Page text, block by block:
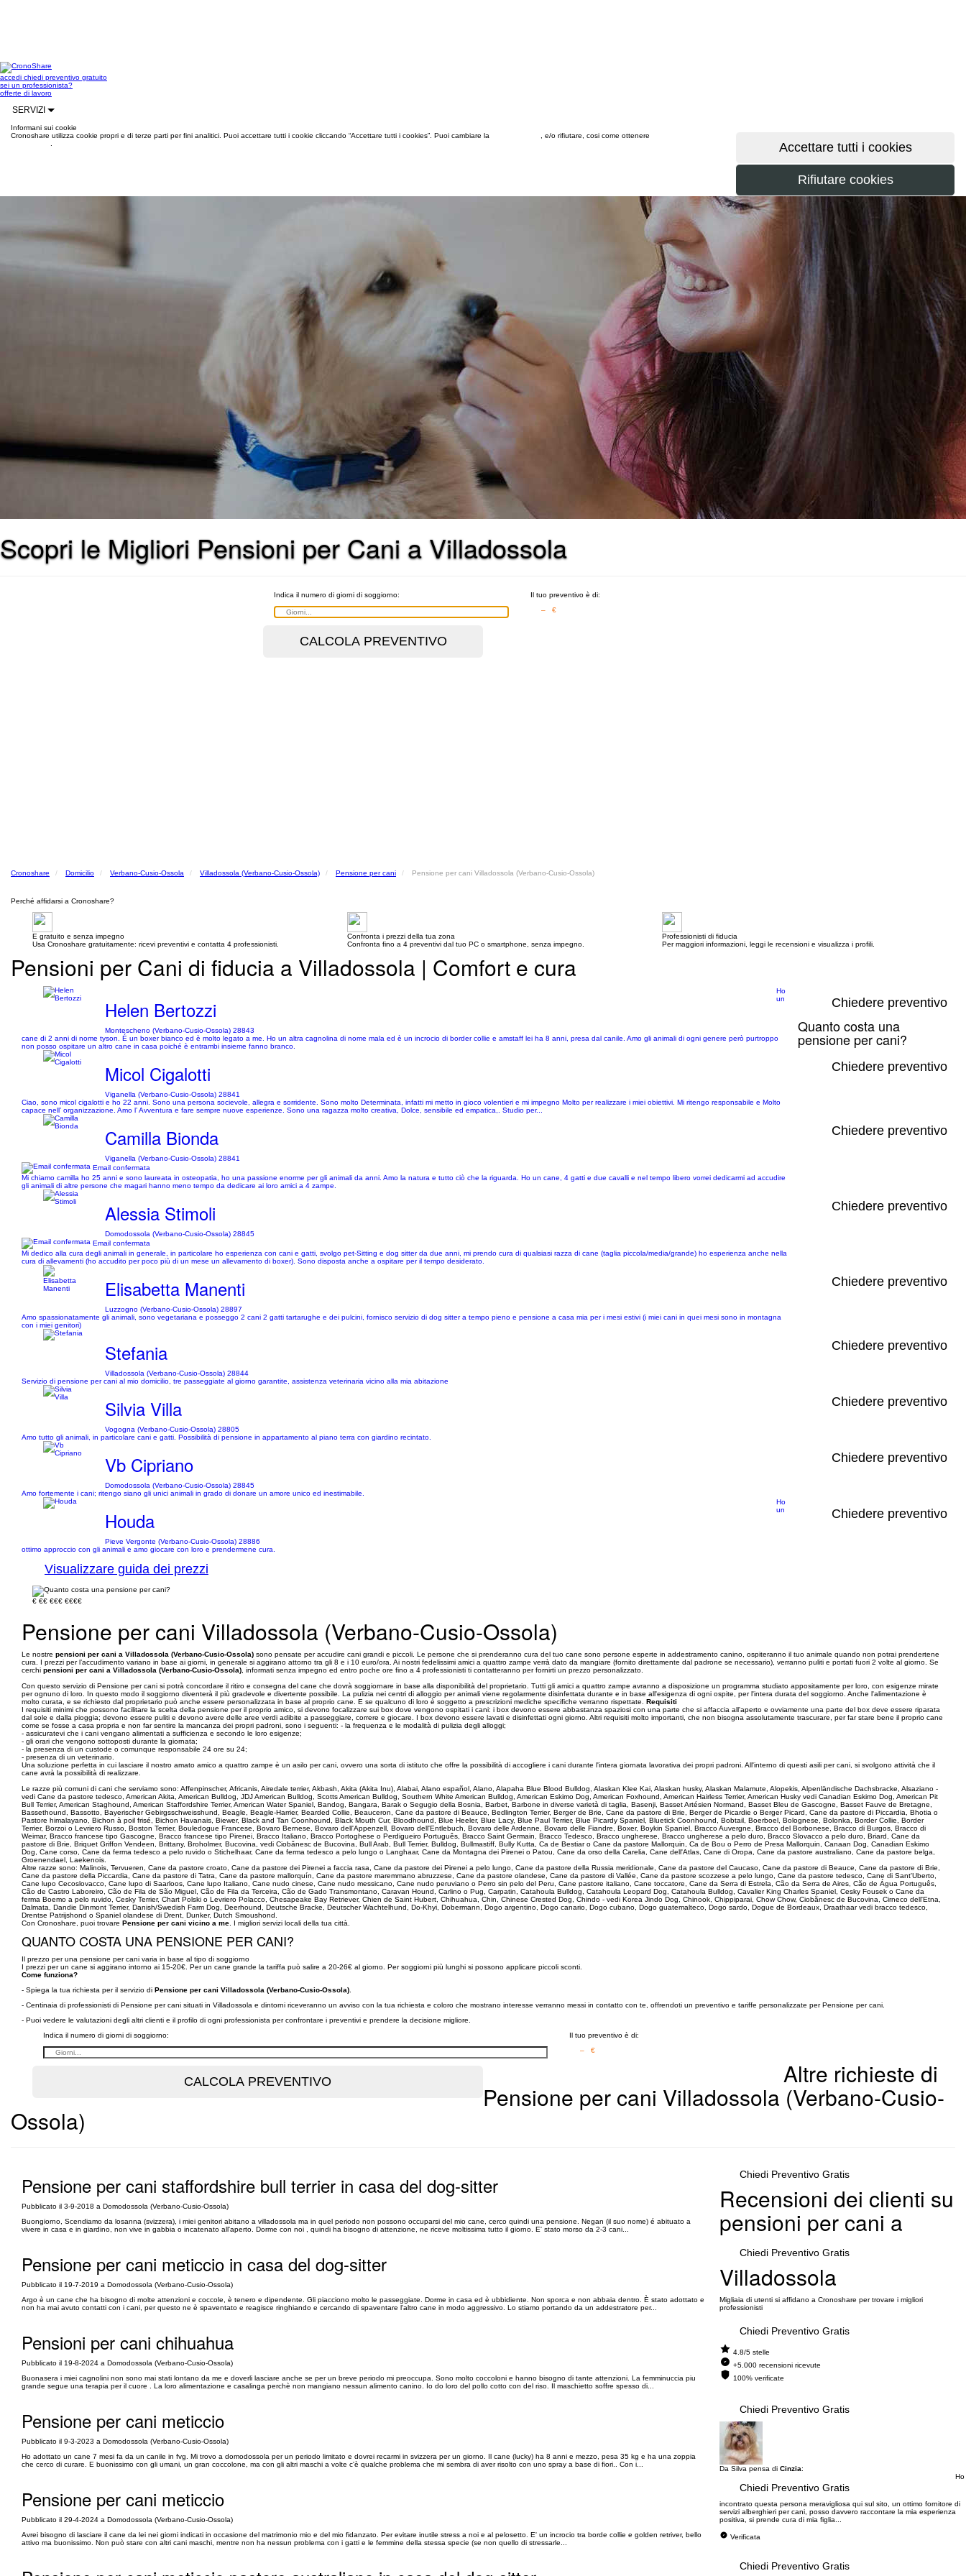
accedi chiedi preventivo gratuito
sei un professionista?
offerte di lavoro
SERVIZI
Informani sui cookie
Cronoshare utilizza cookie propri e di terze parti per fini analitici. Puoi accettare tutti i cookie cliccando “Accettare tutti i cookies”. Puoi cambiare la
, e/o rifiutare, cosi come ottenere
Scopri le Migliori Pensioni per Cani a Villadossola
Indica il numero di giorni di soggiorno:
Il tuo preventivo è di:
– €
Cronoshare Domicilio Verbano-Cusio-Ossola Villadossola (Verbano-Cusio-Ossola) Pensione per cani Pensione per cani Villadossola (Verbano-Cusio-Ossola)
Perché affidarsi a Cronoshare?
E gratuito e senza impegno
Usa Cronoshare gratuitamente: ricevi preventivi e contatta 4 professionisti.
Confronta i prezzi della tua zona
Confronta fino a 4 preventivi dal tuo PC o smartphone, senza impegno.
Professionisti di fiducia
Per maggiori informazioni, leggi le recensioni e visualizza i profili.
Pensioni per Cani di fiducia a Villadossola | Comfort e cura
Helen Bertozzi
Montescheno (Verbano-Cusio-Ossola) 28843
Ho
un
cane di 2 anni di nome tyson. É un boxer bianco ed è molto legato a me. Ho un altra cagnolina di nome mala ed è un incrocio di border collie e amstaff lei ha 8 anni, presa dal canile. Amo gli animali di ogni genere però purtroppo
non posso ospitare un altro cane in casa poiché è entrambi insieme fanno branco.
Chiedere preventivo
Micol Cigalotti
Viganella (Verbano-Cusio-Ossola) 28841
Ciao, sono micol cigalotti e ho 22 anni. Sono una persona socievole, allegra e sorridente. Sono molto Determinata, infatti mi metto in gioco volentieri e mi impegno Molto per realizzare i miei obiettivi. Mi ritengo responsabile e Molto
capace nell’ organizzazione. Amo l’ Avventura e fare sempre nuove esperienze. Sono una ragazza molto creativa, Dolce, sensibile ed empatica,. Studio per...
Chiedere preventivo
Camilla Bionda
Viganella (Verbano-Cusio-Ossola) 28841
Email confermata
Mi chiamo camilla ho 25 anni e sono laureata in osteopatia, ho una passione enorme per gli animali da anni. Amo la natura e tutto ciò che la riguarda. Ho un cane, 4 gatti e due cavalli e nel tempo libero vorrei dedicarmi ad accudire
gli animali di altre persone che magari hanno meno tempo da dedicare ai loro amici a 4 zampe.
Chiedere preventivo
Alessia Stimoli
Domodossola (Verbano-Cusio-Ossola) 28845
Email confermata
Mi dedico alla cura degli animali in generale, in particolare ho esperienza con cani e gatti, svolgo pet-Sitting e dog sitter da due anni, mi prendo cura di qualsiasi razza di cane (taglia piccola/media/grande) ho esperienza anche nella
cura di allevamenti (ho accudito per poco più di un mese un allevamento di boxer). Sono disposta anche a ospitare per il tempo desiderato.
Chiedere preventivo
Elisabetta Manenti
Luzzogno (Verbano-Cusio-Ossola) 28897
Amo spassionatamente gli animali, sono vegetariana e posseggo 2 cani 2 gatti tartarughe e dei pulcini, fornisco servizio di dog sitter a tempo pieno e pensione a casa mia per i mesi estivi (i miei cani in quei mesi sono in montagna
con i miei genitori)
Chiedere preventivo
Stefania
Villadossola (Verbano-Cusio-Ossola) 28844
Servizio di pensione per cani al mio domicilio, tre passeggiate al giorno garantite, assistenza veterinaria vicino alla mia abitazione
Chiedere preventivo
Silvia Villa
Vogogna (Verbano-Cusio-Ossola) 28805
Amo tutto gli animali, in particolare cani e gatti. Possibilità di pensione in appartamento al piano terra con giardino recintato.
Chiedere preventivo
Vb Cipriano
Domodossola (Verbano-Cusio-Ossola) 28845
Amo fortemente i cani; ritengo siano gli unici animali in grado di donare un amore unico ed inestimabile.
Chiedere preventivo
Houda
Pieve Vergonte (Verbano-Cusio-Ossola) 28886
Ho
un
ottimo approccio con gli animali e amo giocare con loro e prendermene cura.
Chiedere preventivo
Quanto costa una
pensione per cani?
Visualizzare guida dei prezzi
€ €€ €€€ €€€€
Pensione per cani Villadossola (Verbano-Cusio-Ossola)
Le nostre pensioni per cani a Villadossola (Verbano-Cusio-Ossola) sono pensate per accudire cani grandi e piccoli. Le persone che si prenderanno cura del tuo cane sono persone esperte in addestramento canino, ospiteranno il tuo animale quando non potrai prendertene
cura. I prezzi per l’accudimento variano in base ai giorni, in generale si aggirano attorno tra gli 8 e i 10 euro/ora. Ai nostri fedelissimi amici a quattro zampe verrà dato da mangiare (fornito direttamente dal padrone se necessario), verranno puliti e portati fuori 2 volte al giorno. Se
cerchi pensioni per cani a Villadossola (Verbano-Cusio-Ossola) , informati senza impegno ed entro poche ore fino a 4 professionisti ti contatteranno per fornirti un prezzo personalizzato.
Con questo servizio di Pensione per cani si potrà concordare il ritiro e consegna del cane che dovrà soggiornare in base alla disponibilità del proprietario. Tutti gli amici a quattro zampe avranno a disposizione un programma studiato appositamente per loro, con esigenze mirate
per ognuno di loro. In questo modo il soggiorno diventerà il più gradevole e divertente possibile. La pulizia nei centri di alloggio per animali viene regolarmente disinfettata durante e in base all'esigenza di ogni ospite, per l'intera durata del soggiorno. Anche l'alimentazione è
molto curata, e se richiesto dal proprietario può anche essere personalizzata in base al proprio cane. E se qualcuno di loro è soggetto a prescrizioni mediche specifiche verranno rispettate. Requisiti
I requisiti minimi che possono facilitare la scelta della pensione per il proprio amico, si devono focalizzare sui box dove vengono ospitati i cani: i box devono essere abbastanza spaziosi con una parte che si affaccia all'aperto e ovviamente una parte del box deve essere riparata
dal sole e dalla pioggia; devono essere puliti e devono avere delle aree verdi adibite a passeggiare, correre e giocare. I box devono essere lavati e disinfettati ogni giorno. Altri requisiti molto importanti, che non bisogna assolutamente trascurare, per far stare bene il proprio cane
come se fosse a casa propria e non far sentire la mancanza dei propri padroni, sono i seguenti: - la frequenza e le modalità di pulizia degli alloggi;
- assicuratevi che i cani vengano alimentati a sufficienza e secondo le loro esigenze;
- gli orari che vengono sottoposti durante la giornata;
- la presenza di un custode o comunque responsabile 24 ore su 24;
- presenza di un veterinario.
Una soluzione perfetta in cui lasciare il nostro amato amico a quattro zampe è un asilo per cani, ovvero una sorta di istituto che offre la possibilità di accogliere i cani durante l'intera giornata lavorativa dei propri padroni. All'interno di questi asili per cani, si svolgono attività che il
cane avrà la possibilità di realizzare.
Le razze più comuni di cani che serviamo sono: Affenpinscher, Africanis, Airedale terrier, Akbash, Akita (Akita Inu), Alabai, Alano español, Alano, Alapaha Blue Blood Bulldog, Alaskan Klee Kai, Alaskan husky, Alaskan Malamute, Alopekis, Alpenländische Dachsbracke, Alsaziano -
vedi Cane da pastore tedesco, American Akita, American Bulldog, JDJ American Bulldog, Scotts American Bulldog, Southern White American Bulldog, American Eskimo Dog, American Foxhound, American Hairless Terrier, American Husky vedi Canadian Eskimo Dog, American Pit
Bull Terrier, American Staghound, American Staffordshire Terrier, American Water Spaniel, Bandog, Bangara, Barak o Segugio della Bosnia, Barbet, Barbone in diverse varietà di taglia, Basenji, Basset Artésien Normand, Basset Bleu de Gascogne, Basset Fauve de Bretagne,
Bassethound, Bassotto, Bayerischer Gebirgsschweisshund, Beagle, Beagle-Harrier, Bearded Collie, Beauceron, Cane da pastore di Beauce, Bedlington Terrier, Berger de Brie, Cane da pastore di Brie, Berger de Picardie o Berger Picard, Cane da pastore di Piccardia, Bhotia o
Pastore himalayano, Bichon à poil frisé, Bichon Havanais, Biewer, Black and Tan Coonhound, Black Mouth Cur, Bloodhound, Blue Heeler, Blue Lacy, Blue Paul Terrier, Blue Picardy Spaniel, Bluetick Coonhound, Bobtail, Boerboel, Bolognese, Bolonka, Border Collie, Border
Terrier, Borzoi o Levriero Russo, Boston Terrier, Bouledogue Francese, Bovaro Bernese, Bovaro dell'Appenzell, Bovaro dell'Entlebuch, Bovaro delle Ardenne, Bovaro delle Fiandre, Boxer, Boykin Spaniel, Bracco Auvergne, Bracco del Borbonese, Bracco di Burgos, Bracco di
Weimar, Bracco francese tipo Gascogne, Bracco francese tipo Pirenei, Bracco Italiano, Bracco Portoghese o Perdigueiro Português, Bracco Saint Germain, Bracco Tedesco, Bracco ungherese, Bracco ungherese a pelo duro, Bracco Slovacco a pelo duro, Briard, Cane da
pastore di Brie, Briquet Griffon Vendeen, Brittany, Broholmer, Bucovina, vedi Ciobănesc de Bucovina, Bull Arab, Bull Terrier, Bulldog, Bullmastiff, Bully Kutta, Ca de Bestiar o Cane da pastore Mallorquin, Ca de Bou o Perro de Presa Mallorquin, Canaan Dog, Canadian Eskimo
Dog, Cane corso, Cane da ferma tedesco a pelo ruvido o Stichelhaar, Cane da ferma tedesco a pelo lungo o Langhaar, Cane da Montagna dei Pirenei o Patou, Cane da orso della Carelia, Cane dell'Atlas, Cane di Oropa, Cane da pastore australiano, Cane da pastore belga,
Groenendael, Laekenois.
Altre razze sono: Malinois, Tervueren, Cane da pastore croato, Cane da pastore dei Pirenei a faccia rasa, Cane da pastore dei Pirenei a pelo lungo, Cane da pastore della Russia meridionale, Cane da pastore del Caucaso, Cane da pastore di Beauce, Cane da pastore di Brie,
Cane da pastore della Piccardia, Cane da pastore di Tatra, Cane da pastore mallorquín, Cane da pastore maremmano abruzzese, Cane da pastore olandese, Cane da pastore di Vallée, Cane da pastore scozzese a pelo lungo, Cane da pastore tedesco, Cane di Sant'Uberto,
Cane lupo Cecoslovacco, Cane lupo di Saarloos, Cane lupo Italiano, Cane nudo cinese, Cane nudo messicano, Cane nudo peruviano o Perro sin pelo del Peru, Cane pastore italiano, Cane toccatore, Cane da Serra di Estrela, Cão da Serra de Aires, Cão de Água Português,
Cão de Castro Laboreiro, Cão de Fila de São Miguel, Cão de Fila da Terceira, Cão de Gado Transmontano, Caravan Hound, Carlino o Pug, Carpatin, Catahoula Bulldog, Catahoula Leopard Dog, Catahoula Bulldog, Cavalier King Charles Spaniel, Cesky Fousek o Cane da
ferma Boemo a pelo ruvido, Cesky Terrier, Chart Polski o Levriero Polacco, Chesapeake Bay Retriever, Chien de Saint Hubert, Chihuahua, Chin, Chinese Crested Dog, Chindo - vedi Korea Jindo Dog, Chinook, Chippiparai, Chow Chow, Ciobănesc de Bucovina, Cirneco dell'Etna,
Dalmata, Dandie Dinmont Terrier, Danish/Swedish Farm Dog, Deerhound, Deutsche Bracke, Deutscher Wachtelhund, Do-Khyi, Dobermann, Dogo argentino, Dogo canario, Dogo cubano, Dogo guatemalteco, Dogo sardo, Dogue de Bordeaux, Draathaar vedi bracco tedesco,
Drentse Patrijshond o Spaniel olandese di Drent, Dunker, Dutch Smoushond.
Con Cronoshare, puoi trovare Pensione per cani vicino a me . I migliori servizi locali della tua città.
QUANTO COSTA UNA PENSIONE PER CANI?
Il prezzo per una pensione per cani varia in base al tipo di soggiorno
I prezzi per un cane si aggirano intorno ai 15-20€. Per un cane grande la tariffa può salire a 20-26€ al giorno. Per soggiorni più lunghi si possono applicare piccoli sconti.
Come funziona?
- Spiega la tua richiesta per il servizio di Pensione per cani Villadossola (Verbano-Cusio-Ossola)
- Centinaia di professionisti di Pensione per cani situati in Villadossola e dintorni riceveranno un avviso con la tua richiesta e coloro che mostrano interesse verranno messi in contatto con te, offrendoti un preventivo e tariffe personalizzate per Pensione per cani.
- Puoi vedere le valutazioni degli altri clienti e il profilo di ogni professionista per confrontare i preventivi e prendere la decisione migliore.
Indica il numero di giorni di soggiorno:
Il tuo preventivo è di:
– €
Altre richieste di
Pensione per cani Villadossola (Verbano-Cusio-
Ossola)
Pensione per cani staffordshire bull terrier in casa del dog-sitter
Pubblicato il 3-9-2018 a Domodossola (Verbano-Cusio-Ossola)
Buongiorno, Scendiamo da losanna (svizzera), i miei genitori abitano a villadossola ma in quel periodo non possono occuparsi del mio cane, cerco quindi una pensione. Negan (il suo nome) é abituato a
vivere in casa e in giardino, non vive in gabbia o incatenato all'aperto. Dorme con noi , quindi ha bisogno di attenzione, ne riceve moltissima tutto il giorno. E' stato morso da 2-3 cani...
Chiedi Preventivo Gratis
Pensione per cani meticcio in casa del dog-sitter
Pubblicato il 19-7-2019 a Domodossola (Verbano-Cusio-Ossola)
Argo è un cane che ha bisogno di molte attenzioni e coccole, è tenero e dipendente. Gli piacciono molto le passeggiate. Dorme in casa ed è ubbidiente. Non sporca e non abbaia dentro. È stato adottato e
non ha mai avuto contatti con i cani, per questo ne è spaventato e reagisce ringhiando e cercando di spaventare l'altro cane in modo aggressivo. Lo stiamo portando da un addestratore per...
Chiedi Preventivo Gratis
Pensioni per cani chihuahua
Pubblicato il 19-8-2024 a Domodossola (Verbano-Cusio-Ossola)
Buonasera i miei cagnolini non sono mai stati lontano da me e doverli lasciare anche se per un breve periodo mi preoccupa. Sono molto coccoloni e hanno bisogno di tante attenzioni. La femminuccia piu
grande segue una terapia per il cuore . La loro alimentazione e casalinga perchè non mangiano nessun alimento canino. Io do loro del pollo cotto con del riso. Il maschietto soffre spesso di...
Chiedi Preventivo Gratis
Pensione per cani meticcio
Pubblicato il 9-3-2023 a Domodossola (Verbano-Cusio-Ossola)
Ho adottato un cane 7 mesi fa da un canile in fvg. Mi trovo a domodossola per un periodo limitato e dovrei recarmi in svizzera per un giorno. Il cane (lucky) ha 8 anni e mezzo, pesa 35 kg e ha una zoppia
che cerco di curare. E buonissimo con gli umani, un gran coccolone, ma con gli altri maschi a volte c'è qualche problema che mi sembra di aver risolto con uno spray a base di fiori.. Con i...
Chiedi Preventivo Gratis
Pensione per cani meticcio
Pubblicato il 29-4-2024 a Domodossola (Verbano-Cusio-Ossola)
Avrei bisogno di lasciare il cane da lei nei giorni indicati in occasione del matrimonio mio e del mio fidanzato. Per evitare inutile stress a noi e al pelosetto. E' un incrocio tra borde collie e golden retriver, bello
attivo ma buonissimo. Non può stare con altri cani maschi, mentre non ha nessun problema con i gatti e le femmine della stessa specie (se non quello di stressarle...
Chiedi Preventivo Gratis
Chiedi Preventivo Gratis
Recensioni dei clienti su
pensioni per cani a
Villadossola
Migliaia di utenti si affidano a Cronoshare per trovare i migliori
professionisti
4.8/5 stelle
+5.000 recensioni ricevute
100% verificate
Da Silva pensa di Cinzia:
Ho
incontrato questa persona meravigliosa qui sul sito, un ottimo fornitore di
servizi alberghieri per cani, posso davvero raccontare la mia esperienza
positiva, si prende cura di mia figlia...
Verificata